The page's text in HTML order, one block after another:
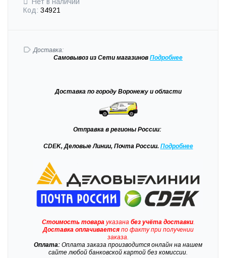
Нет в наличии
Код: 34921
Доставка:
Самовывоз из Сети магазинов Подробнее
Доставка по городу Воронежу и области
Отправка в регионы России:
CDEK, Деловые Линии, Почта России. Подробнее
Стоимость товарауказана без учёта доставки.
Доставкаоплачиваетсяпо факту при получении
заказа.
Оплата: Оплата заказа производится онлайн на нашем
сайте любой банковской картой без комиссии.